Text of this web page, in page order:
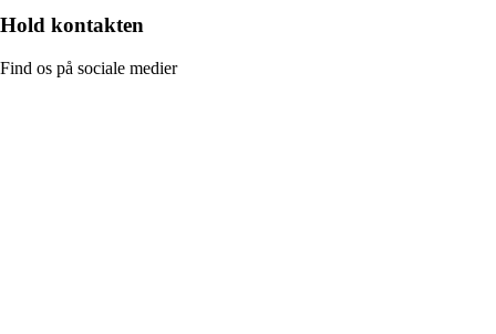
Hold kontakten
Find os på sociale medier